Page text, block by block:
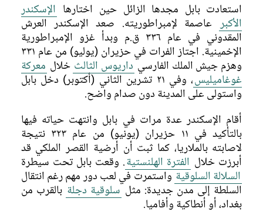
استعادت بابل مجدها الزائل حين اختارها الإسكندر
الأكبر عاصمة لإمبراطوريته. صعد الإسكندر العرش
المقدوني في عام ٣٣٦ ق.م وبدأ غزو الإمبراطورية
الإخمينية. اجتاز الفرات في حزيران (يوليو) من عام ٣٣١
وهزم جيش الملك الفارسيداريوس الثالث خلال معركة
غوغاميليس ، وفي ٢١ تشرين الثاني (أكتوبر) دخل بابل
واستولى على المدينة دون صدام واضح.
أقام الإسكندر عدة مرات في بابل وانتهت حياته فيها
بالتأكيد في ١١ حزيران (يونيو) من عام ٣٢٣ نتيجة
لاصابته بالملاريا، كما ثبت أن أرضية القصر الملكي قد
أبرزت خلال الفترة الهلنستية. وقعت بابل تحت سيطرة
السلالة السلوقية واستمرت في لعب دور مهم رغم انتقال
السلطة إلى مدن جديدة: مثلسلوقية دجلة بالقرب من
بغداد، أو أنطاكية وأفاميا.